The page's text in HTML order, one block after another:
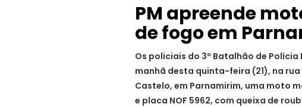
PM apreende
de fogo em
Os policiais do 3º Batalhão de
manhã desta quinta-feira (21), na
Castelo, em Parnamirim, uma moto
e placa NOF 5962, com queixa de